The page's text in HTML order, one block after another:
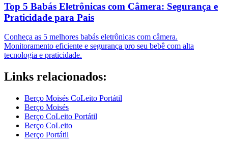
Top 5 Babás Eletrônicas com Câmera: Segurança e
Praticidade para Pais
Conheça as 5 melhores babás eletrônicas com câmera.
Monitoramento eficiente e segurança pro seu bebê com alta
tecnologia e praticidade.
Links relacionados:
Berço Moisés CoLeito Portátil
Berço Moisés
Berço CoLeito Portátil
Berço CoLeito
Berço Portátil